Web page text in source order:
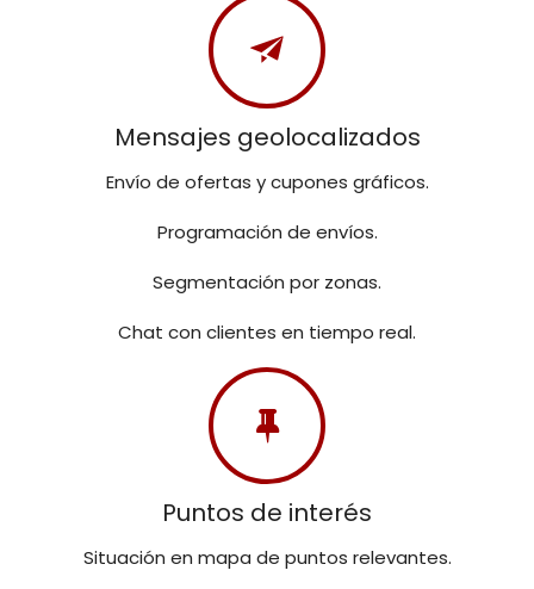
Mensajes geolocalizados
Envío de ofertas y cupones gráficos.
Programación de envíos.
Segmentación por zonas.
Chat con clientes en tiempo real.
Puntos de interés
Situación en mapa de puntos relevantes.